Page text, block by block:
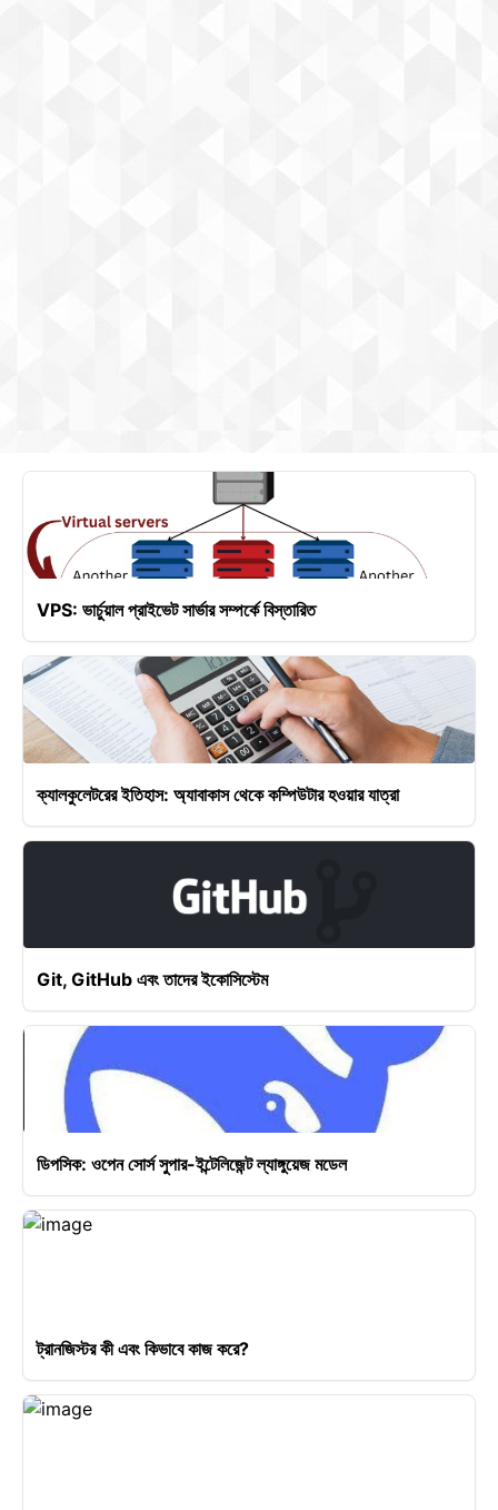
VPS: ভার্চুয়াল প্রাইভেট সার্ভার সম্পর্কে বিস্তারিত
ক্যালকুলেটরের ইতিহাস: অ্যাবাকাস থেকে কম্পিউটার হওয়ার যাত্রা
Git, GitHub এবং তাদের ইকোসিস্টেম
ডিপসিক: ওপেন সোর্স সুপার-ইন্টেলিজেন্ট ল্যাঙ্গুয়েজ মডেল
ট্রানজিস্টর কী এবং কিভাবে কাজ করে?